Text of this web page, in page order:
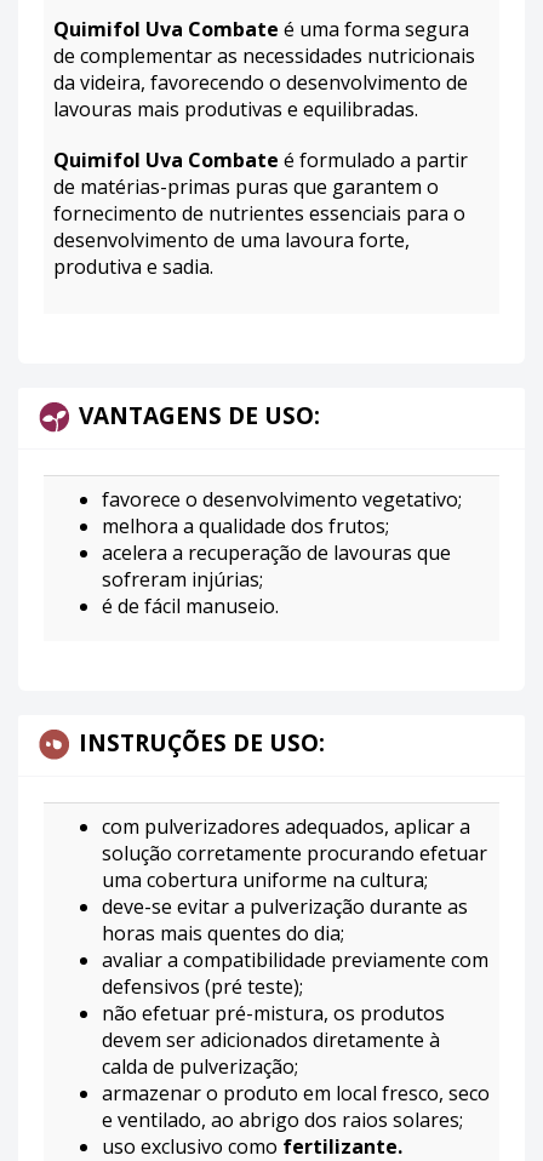
Quimifol Uva Combate é uma forma segura
de complementar as necessidades nutricionais
da videira, favorecendo o desenvolvimento de
lavouras mais produtivas e equilibradas.
Quimifol Uva Combate é formulado a partir
de matérias-primas puras que garantem o
fornecimento de nutrientes essenciais para o
desenvolvimento de uma lavoura forte,
produtiva e sadia.
VANTAGENS DE USO:
favorece o desenvolvimento vegetativo;
melhora a qualidade dos frutos;
acelera a recuperação de lavouras que
sofreram injúrias;
é de fácil manuseio.
INSTRUÇÕES DE USO:
com pulverizadores adequados, aplicar a
solução corretamente procurando efetuar
uma cobertura uniforme na cultura;
deve-se evitar a pulverização durante as
horas mais quentes do dia;
avaliar a compatibilidade previamente com
defensivos (pré teste);
não efetuar pré-mistura, os produtos
devem ser adicionados diretamente à
calda de pulverização;
armazenar o produto em local fresco, seco
e ventilado, ao abrigo dos raios solares;
uso exclusivo como fertilizante.